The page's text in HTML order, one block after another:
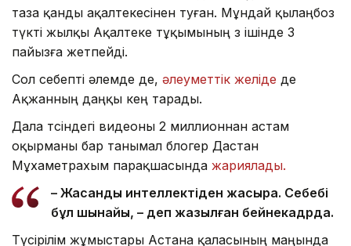
таза қанды ақалтекесінен туған. Мұндай қылаңбоз
түкті жылқы Ақалтеке тұқымының өз ішінде 3
пайызға жетпейді.
Сол себепті әлемде де, әлеуметтік желіде де
Ақжанның даңқы кең тарады.
Дала төсіндегі видеоны 2 миллионнан астам
оқырманы бар танымал блогер Дастан
Мұхаметрахым парақшасында жариялады.
– Жасанды интеллектіден жақсырақ. Себебі
бұл шынайы, – деп жазылған бейнекадрда.
Түсірілім жұмыстары Астана қаласының маңында